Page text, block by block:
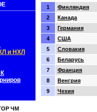
и НХЛ
ЧМ
1 Финляндия
2
Канада
3
Германия
4
США
5
Словакия
6
Беларусь
7
Франция
8
Венгрия
9
Чехия